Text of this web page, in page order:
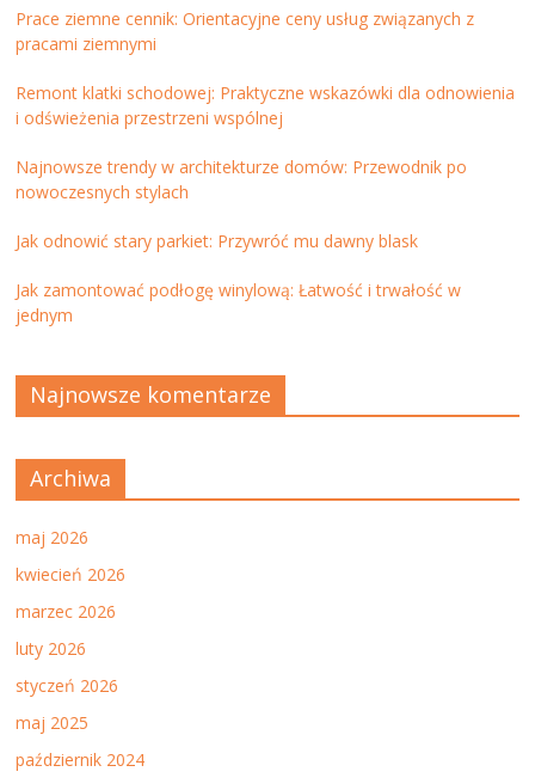
Prace ziemne cennik: Orientacyjne ceny usług związanych z
pracami ziemnymi
Remont klatki schodowej: Praktyczne wskazówki dla odnowienia
i odświeżenia przestrzeni wspólnej
Najnowsze trendy w architekturze domów: Przewodnik po
nowoczesnych stylach
Jak odnowić stary parkiet: Przywróć mu dawny blask
Jak zamontować podłogę winylową: Łatwość i trwałość w
jednym
Najnowsze komentarze
Archiwa
maj 2026
kwiecień 2026
marzec 2026
luty 2026
styczeń 2026
maj 2025
październik 2024